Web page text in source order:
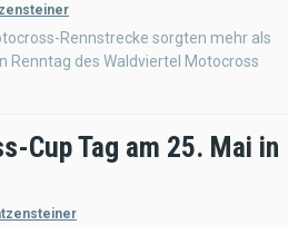
Rennstrecke sorgten mehr als
Renntag des Waldviertel Motocross
Cup Tag am 25. Mai in